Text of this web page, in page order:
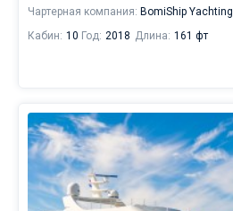
Чартерная компания: BomiShip Yachting
Кабин: 10 Год: 2018 Длина: 161 фт